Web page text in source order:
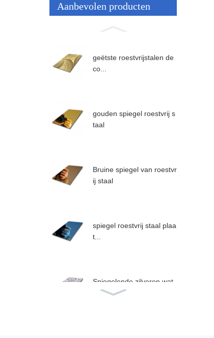
Aanbevolen producten
geëtste roestvrijstalen de
co...
gouden spiegel roestvrij s
taal
Bruine spiegel van roestvr
ij staal
spiegel roestvrij staal plaa
t...
Spiegelende zilveren wat
errimpeling ...